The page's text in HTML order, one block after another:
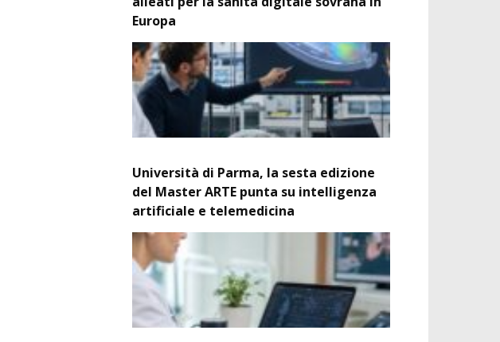
Europa
Università di Parma, la sesta edizione
del Master ARTE punta su intelligenza
artificiale e telemedicina